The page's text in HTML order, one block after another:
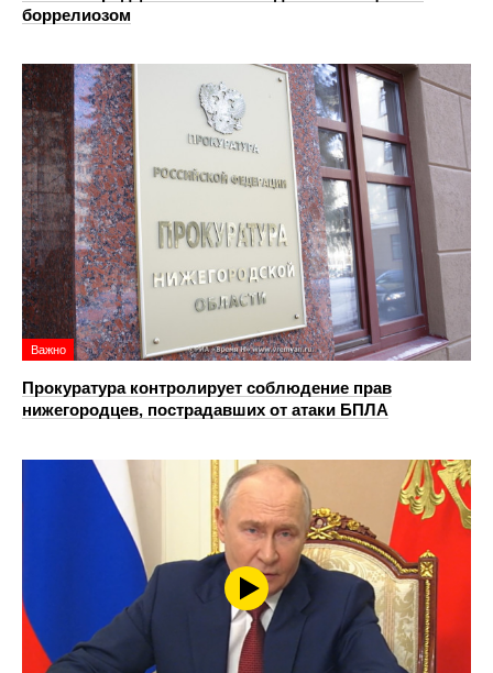
боррелиозом
Важно
Прокуратура контролирует соблюдение прав
нижегородцев, пострадавших от атаки БПЛА